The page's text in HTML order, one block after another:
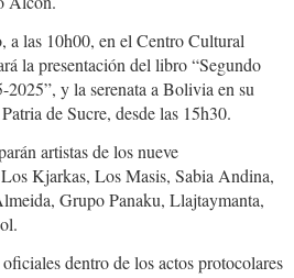
a las 10h00, en el Centro Cultural
la presentación del libro “Segundo
y la serenata a Bolivia en su
de Sucre, desde las 15h30.
artistas de los nueve
Kjarkas, Los Masis, Sabia Andina,
Grupo Panaku, Llajtaymanta,
dentro de los actos protocolares